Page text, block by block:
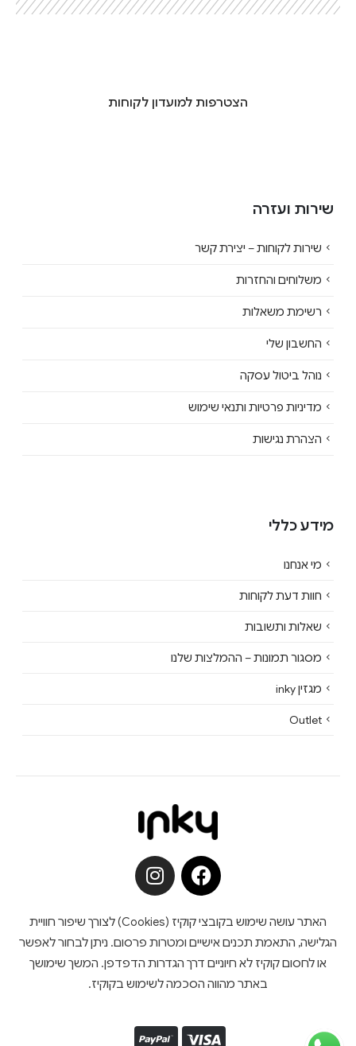
הצטרפות למועדון לקוחות
שירות ועזרה
שירות לקוחות – יצירת קשר
משלוחים והחזרות
רשימת משאלות
החשבון שלי
נוהל ביטול עסקה
מדיניות פרטיות ותנאי שימוש
הצהרת נגישות
מידע כללי
מי אנחנו
חוות דעת לקוחות
שאלות ותשובות
מסגור תמונות – ההמלצות שלנו
מגזין inky
Outlet
האתר עושה שימוש בקובצי קוקיז (Cookies) לצורך שיפור חוויית
הגלישה, התאמת תכנים אישיים ומטרות פרסום. ניתן לבחור לאפשר
או לחסום קוקיז לא חיוניים דרך הגדרות הדפדפן. המשך שימושך
באתר מהווה הסכמה לשימוש בקוקיז.